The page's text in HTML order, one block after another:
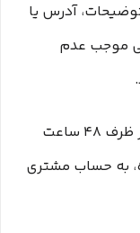
آدرس یا
موجب عدم
۳-۱۱-۸– در این شرایط وجه کالا حداکثر ظرف ۴۸ ساعت
به حساب مشتری